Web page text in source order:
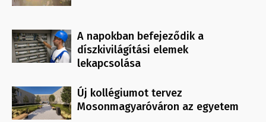
A napokban befejeződik a
díszkivilágítási elemek
lekapcsolása
Új kollégiumot tervez
Mosonmagyaróváron az egyetem